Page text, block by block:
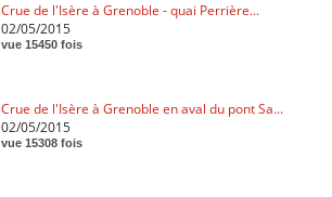
Crue de l'Isère à Grenoble - quai Perrière...
02/05/2015
vue 15450 fois
Crue de l'Isère à Grenoble en aval du pont Sa...
02/05/2015
vue 15308 fois